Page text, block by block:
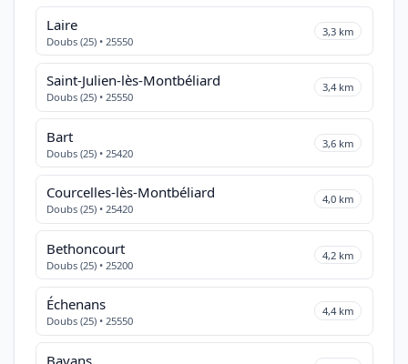
Laire
Doubs (25) • 25550
3,3 km
Saint-Julien-lès-Montbéliard
Doubs (25) • 25550
3,4 km
Bart
Doubs (25) • 25420
3,6 km
Courcelles-lès-Montbéliard
Doubs (25) • 25420
4,0 km
Bethoncourt
Doubs (25) • 25200
4,2 km
Échenans
Doubs (25) • 25550
4,4 km
Bavans